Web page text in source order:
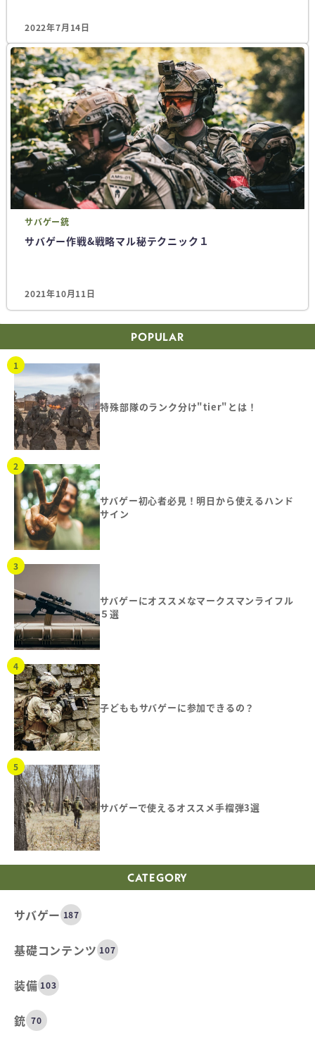
2022年7月14日
サバゲー銃
サバゲー作戦&戦略マル秘テクニック１
2021年10月11日
POPULAR
特殊部隊のランク分け"tier"とは！
サバゲー初心者必見！明日から使えるハンド
サイン
サバゲーにオススメなマークスマンライフル
５選
子どももサバゲーに参加できるの？
サバゲーで使えるオススメ手榴弾3選
CATEGORY
サバゲー 187
基礎コンテンツ 107
装備 103
銃 70